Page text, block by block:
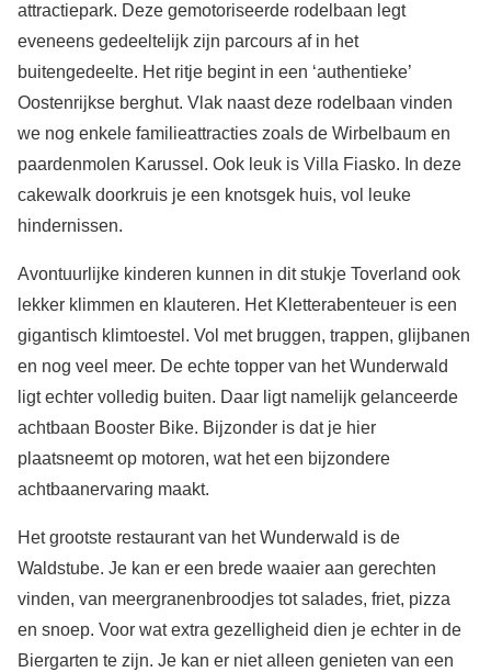
attractiepark. Deze gemotoriseerde rodelbaan legt
eveneens gedeeltelijk zijn parcours af in het
buitengedeelte. Het ritje begint in een ‘authentieke’
Oostenrijkse berghut. Vlak naast deze rodelbaan vinden
we nog enkele familieattracties zoals de Wirbelbaum en
paardenmolen Karussel. Ook leuk is Villa Fiasko. In deze
cakewalk doorkruis je een knotsgek huis, vol leuke
hindernissen.
Avontuurlijke kinderen kunnen in dit stukje Toverland ook
lekker klimmen en klauteren. Het Kletterabenteuer is een
gigantisch klimtoestel. Vol met bruggen, trappen, glijbanen
en nog veel meer. De echte topper van het Wunderwald
ligt echter volledig buiten. Daar ligt namelijk gelanceerde
achtbaan Booster Bike. Bijzonder is dat je hier
plaatsneemt op motoren, wat het een bijzondere
achtbaanervaring maakt.
Het grootste restaurant van het Wunderwald is de
Waldstube. Je kan er een brede waaier aan gerechten
vinden, van meergranenbroodjes tot salades, friet, pizza
en snoep. Voor wat extra gezelligheid dien je echter in de
Biergarten te zijn. Je kan er niet alleen genieten van een